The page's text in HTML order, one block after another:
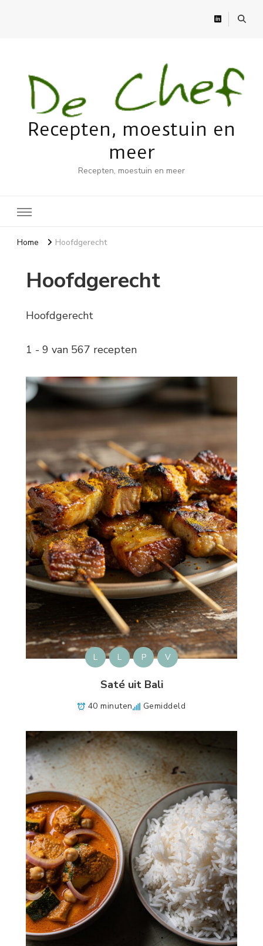
Recepten, moestuin en
meer
Recepten, moestuin en meer
Home Hoofdgerecht
Hoofdgerecht
Hoofdgerecht
1 - 9 van 567 recepten
L L P V
Saté uit Bali
40 minuten Gemiddeld